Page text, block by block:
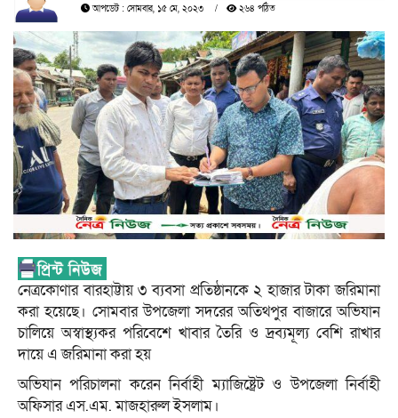
আপডেট : সোমবার, ১৫ মে, ২০২৩ ২৬৪ পঠিত
নেত্রকোণার বারহাট্টায় ৩ ব্যবসা প্রতিষ্ঠানকে ২ হাজার টাকা জরিমানা
করা হয়েছে। সোমবার উপজেলা সদরের অতিথপুর বাজারে অভিযান
চালিয়ে অস্বাস্থ্যকর পরিবেশে খাবার তৈরি ও দ্রব্যমূল্য বেশি রাখার
দায়ে এ জরিমানা করা হয়
অভিযান পরিচালনা করেন নির্বাহী ম্যাজিষ্ট্রেট ও উপজেলা নির্বাহী
অফিসার এস.এম. মাজহারুল ইসলাম।